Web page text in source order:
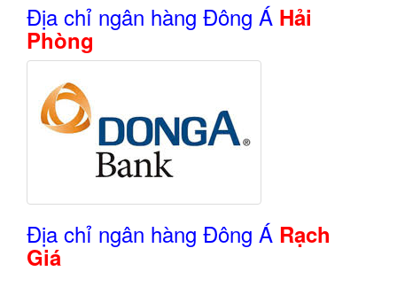
Địa chỉ ngân hàng Đông Á Hải
Phòng
Địa chỉ ngân hàng Đông Á Rạch
Giá